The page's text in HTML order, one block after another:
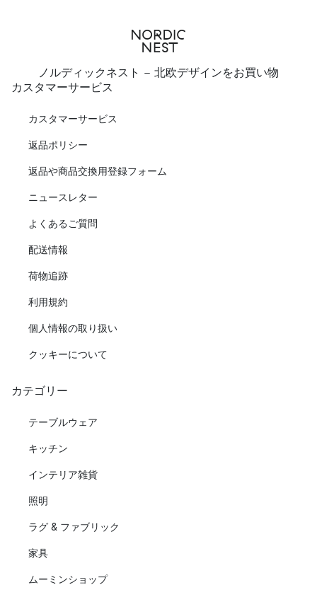
ノルディックネスト - 北欧デザインをお買い物
カスタマーサービス
カスタマーサービス
返品ポリシー
返品や商品交換用登録フォーム
ニュースレター
よくあるご質問
配送情報
荷物追跡
利用規約
個人情報の取り扱い
クッキーについて
カテゴリー
テーブルウェア
キッチン
インテリア雑貨
照明
ラグ & ファブリック
家具
ムーミンショップ